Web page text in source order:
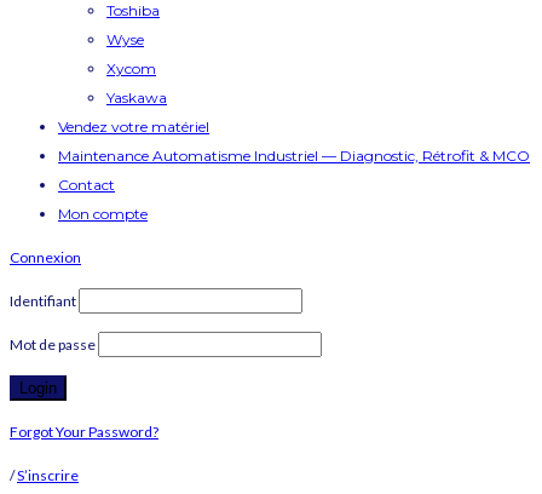
Toshiba
Wyse
Xycom
Yaskawa
Vendez votre matériel
Maintenance Automatisme Industriel — Diagnostic, Rétrofit & MCO
Contact
Mon compte
Connexion
Identifiant
Mot de passe
Forgot Your Password?
/S’inscrire